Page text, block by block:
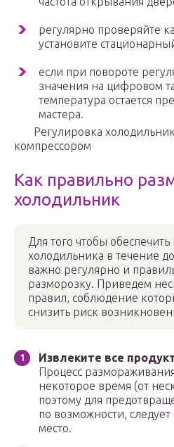
регулярно проверяйте
установите
если при повороте
значения на цифровом
температура остается
мастера.
Регулировка
компрессором
Как правильно
холодильник
Для того чтобы
холодильника в течение
важно регулярно и
разморозку. Приведем
правил, соблюдение
снизить риск
Извлеките все
Процесс
некоторое время (от
поэтому для
по возможности,
место.